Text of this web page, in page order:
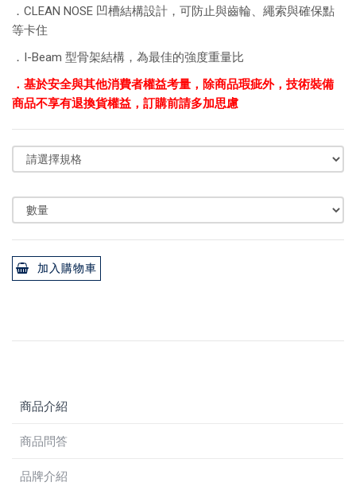
．CLEAN NOSE 凹槽結構設計，可防止與齒輪、繩索與確保點
等卡住
．I-Beam 型骨架結構，為最佳的強度重量比
．基於安全與其他消費者權益考量，除商品瑕疵外，技術裝備
商品不享有退換貨權益，訂購前請多加思慮
加入購物車
商品介紹
商品問答
品牌介紹